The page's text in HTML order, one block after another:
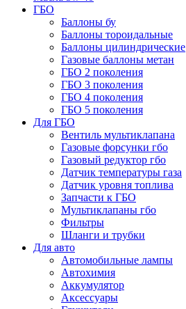
ГБО
Баллоны бу
Баллоны тороидальные
Баллоны цилиндрические
Газовые баллоны метан
ГБО 2 поколения
ГБО 3 поколения
ГБО 4 поколения
ГБО 5 поколения
Для ГБО
Вентиль мультиклапана
Газовые форсунки гбо
Газовый редуктор гбо
Датчик температуры газа
Датчик уровня топлива
Запчасти к ГБО
Мультиклапаны гбо
Фильтры
Шланги и трубки
Для авто
Автомобильные лампы
Автохимия
Аккумулятор
Аксессуары